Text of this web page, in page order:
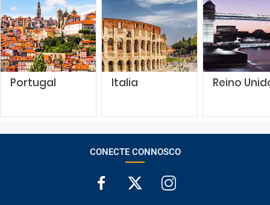
Portugal Italia Reino
CONECTE CONNOSCO